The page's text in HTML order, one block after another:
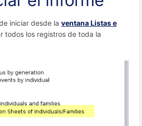
iniciar desde la ventana Listas e
todos los registros de toda la